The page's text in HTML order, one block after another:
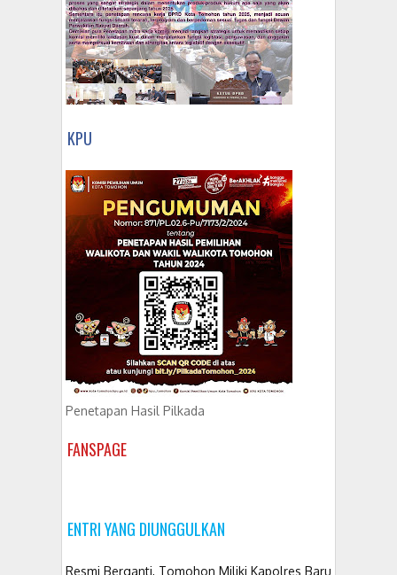
KPU
Penetapan Hasil Pilkada
FANSPAGE
ENTRI YANG DIUNGGULKAN
Resmi Berganti, Tomohon Miliki Kapolres Baru